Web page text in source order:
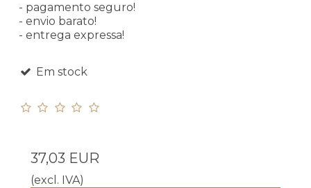
- pagamento seguro!
- envio barato!
- entrega expressa!
Em stock
37,03 EUR
(excl. IVA)